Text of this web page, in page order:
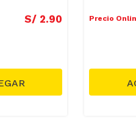
S/ 2.90 Precio